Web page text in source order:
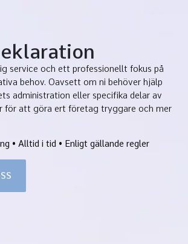
service och ett professionellt fokus på
behov. Oavsett om ni behöver hjälp
administration eller specifika delar av
för att göra ert företag tryggare och mer
• Alltid i tid • Enligt gällande regler